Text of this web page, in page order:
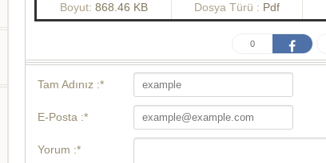
Boyut: 868.46 KB Dosya Türü : Pdf
0
Tam Adınız :*
E-Posta :*
Yorum :*